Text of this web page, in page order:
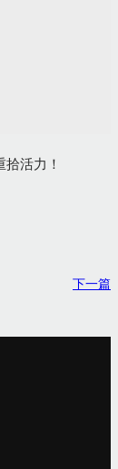
活力！
下一篇